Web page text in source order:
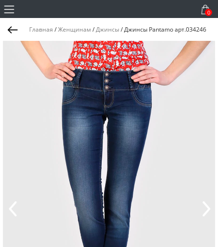
0
Главная /Женщинам /Джинсы/Джинсы Pantamo арт.034246